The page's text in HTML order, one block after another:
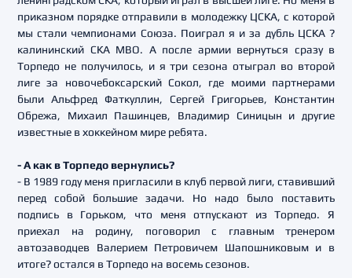
приказном порядке отправили в молодежку ЦСКА, с которой
мы стали чемпионами Союза. Поиграл я и за дубль ЦСКА ?
калининский СКА МВО. А после армии вернуться сразу в
Торпедо не получилось, и я три сезона отыграл во второй
лиге за новочебоксарский Сокол, где моими партнерами
были Альфред Фаткуллин, Сергей Григорьев, Константин
Обрежа, Михаил Пашинцев, Владимир Синицын и другие
известные в хоккейном мире ребята.
- А как в Торпедо вернулись?
- В 1989 году меня пригласили в клуб первой лиги, ставивший
перед собой большие задачи. Но надо было поставить
подпись в Горьком, что меня отпускают из Торпедо. Я
приехал на родину, поговорил с главным тренером
автозаводцев Валерием Петровичем Шапошниковым и в
итоге? остался в Торпедо на восемь сезонов.